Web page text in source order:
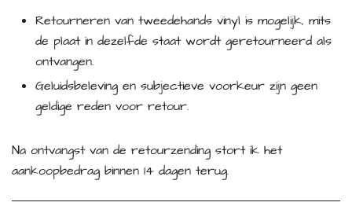
Retourneren van tweedehands vinyl is mogelijk, mits
de plaat in dezelfde staat wordt geretourneerd als
ontvangen.
Geluidsbeleving en subjectieve voorkeur zijn geen
geldige reden voor retour.
Na ontvangst van de retourzending stort ik het
aankoopbedrag binnen 14 dagen terug.